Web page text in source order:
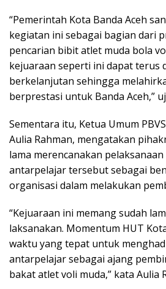
“Pemerintah Kota Banda Aceh
kegiatan ini sebagai bagian dari
pencarian bibit atlet muda bola
kejuaraan seperti ini dapat terus
berkelanjutan sehingga
berprestasi untuk Banda Aceh,”
Sementara itu, Ketua Umum
Aulia Rahman, mengatakan
lama merencanakan
antarpelajar tersebut sebagai
organisasi dalam melakukan
“Kejuaraan ini memang sudah
laksanakan. Momentum HUT
waktu yang tepat untuk
antarpelajar sebagai ajang
bakat atlet voli muda,” kata Aulia